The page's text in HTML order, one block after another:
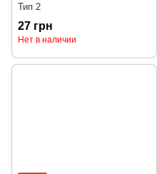
Тип 2
27 грн
Нет в наличии